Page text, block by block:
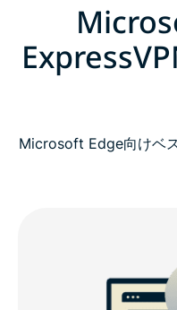
Microsoft Edge向けベ